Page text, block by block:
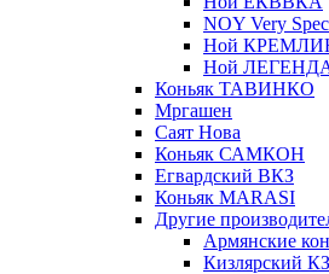
NOY Very
Ной
Ной
Коньяк ТАВИНКО
Мргашен
Саят Нова
Коньяк САМКОН
Егвардский ВКЗ
Коньяк MARASI
Другие
Армянские
Кизлярский КЗ